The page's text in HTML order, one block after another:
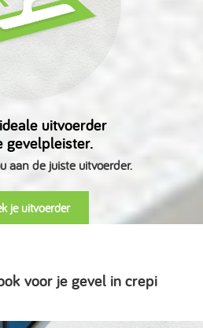
uitvoerder
gevelpleister.
aan de juiste uitvoerder.
je uitvoerder
voor je gevel in crepi